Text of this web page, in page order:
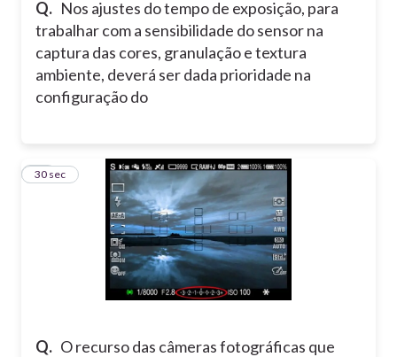
Q. Nos ajustes do tempo de exposição, para
trabalhar com a sensibilidade do sensor na
captura das cores, granulação e textura
ambiente, deverá ser dada prioridade na
configuração do
Q. O recurso das câmeras fotográficas que
10
30 sec